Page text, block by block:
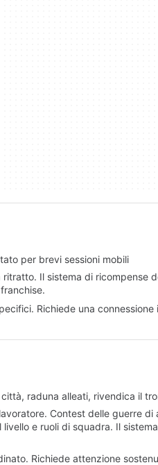
per brevi sessioni mobili
Il sistema di ricompense
Richiede una
raduna alleati, rivendica il
Contest delle guerre
e ruoli di squadra. Il
Richiede attenzione